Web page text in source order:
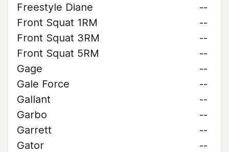
Freestyle Diane
--
Front Squat 1RM
--
Front Squat 3RM
--
Front Squat 5RM
--
Gage
--
Gale Force
--
Gallant
--
Garbo
--
Garrett
--
Gator
--